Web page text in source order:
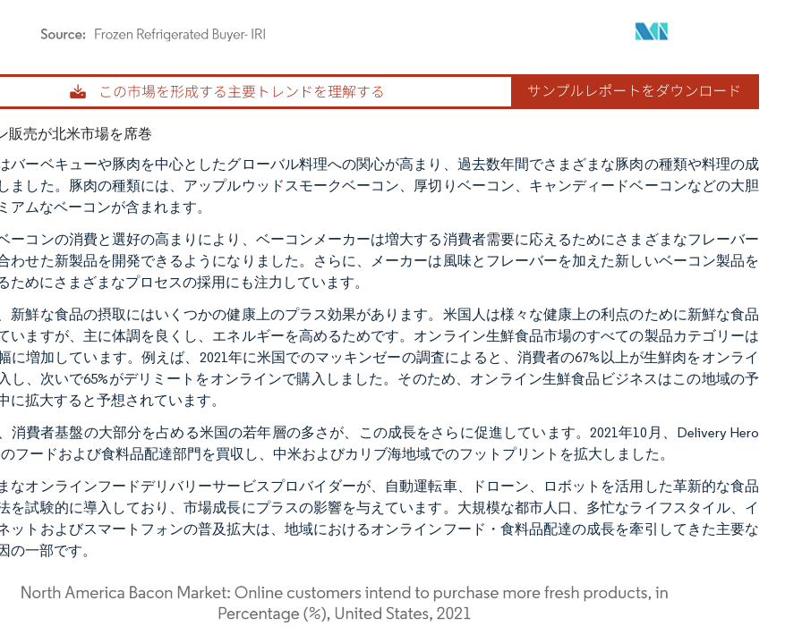
Intelligence。再利用にはCC BY 4.0の表示が必要です。
販売が北米市場を席巻
バーベキューや豚肉を中心としたグローバル料理への関心が高まり、過去数年間でさまざまな豚肉の種類や料理の成
ました。豚肉の種類には、アップルウッドスモークベーコン、厚切りベーコン、キャンディードベーコンなどの大胆
アムなベーコンが含まれます。
ーコンの消費と選好の高まりにより、ベーコンメーカーは増大する消費者需要に応えるためにさまざまなフレーバー
わせた新製品を開発できるようになりました。さらに、メーカーは風味とフレーバーを加えた新しいベーコン製品を
ためにさまざまなプロセスの採用にも注力しています。
新鮮な食品の摂取にはいくつかの健康上のプラス効果があります。米国人は様々な健康上の利点のために新鮮な食品
いますが、主に体調を良くし、エネルギーを高めるためです。オンライン生鮮食品市場のすべての製品カテゴリーは
に増加しています。例えば、2021年に米国でのマッキンゼーの調査によると、消費者の67%以上が生鮮肉をオンライ
し、次いで65%がデリミートをオンラインで購入しました。そのため、オンライン生鮮食品ビジネスはこの地域の予
に拡大すると予想されています。
消費者基盤の大部分を占める米国の若年層の多さが、この成長をさらに促進しています。2021年10月、Delivery Hero
フードおよび食料品配達部門を買収し、中米およびカリブ海地域でのフットプリントを拡大しました。
なオンラインフードデリバリーサービスプロバイダーが、自動運転車、ドローン、ロボットを活用した革新的な食品
を試験的に導入しており、市場成長にプラスの影響を与えています。大規模な都市人口、多忙なライフスタイル、イ
ットおよびスマートフォンの普及拡大は、地域におけるオンラインフード・食料品配達の成長を牽引してきた主要な
の一部です。